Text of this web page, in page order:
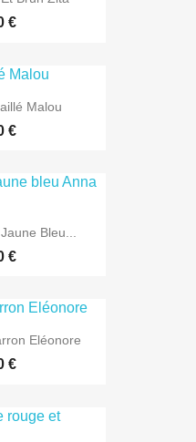
€
Malou
€
Bleu...
€
Eléonore
€